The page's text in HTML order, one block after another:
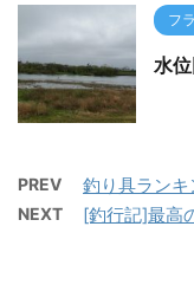
フ
水
PREV 釣り具ラン
NEXT [釣行記]最高